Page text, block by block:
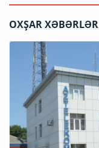
OXŞAR XƏBƏRLƏR